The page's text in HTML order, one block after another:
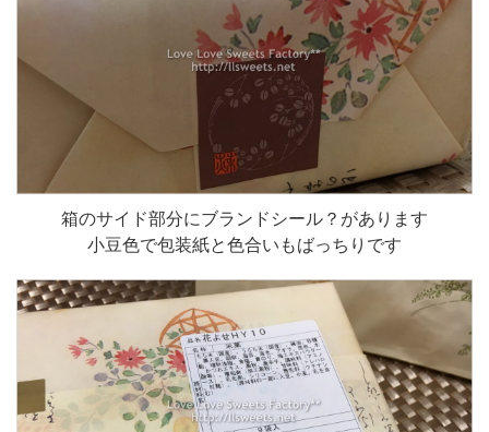
箱のサイド部分にブランドシール？があります
小豆色で包装紙と色合いもばっちりです